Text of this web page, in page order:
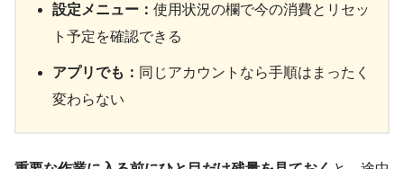
設定メニュー： 使用状況の欄で今の消費とリセッ
ト予定を確認できる
アプリでも： 同じアカウントなら手順はまったく
変わらない